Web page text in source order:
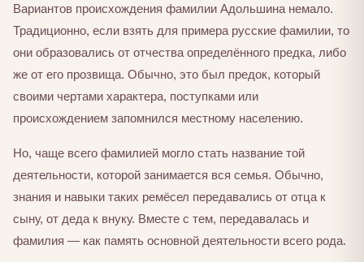
Вариантов происхождения фамилии Адольшина немало.
Традиционно, если взять для примера русские фамилии, то
они образовались от отчества определённого предка, либо
же от его прозвища. Обычно, это был предок, который
своими чертами характера, поступками или
происхождением запомнился местному населению.
Но, чаще всего фамилией могло стать название той
деятельности, которой занимается вся семья. Обычно,
знания и навыки таких ремёсел передавались от отца к
сыну, от деда к внуку. Вместе с тем, передавалась и
фамилия — как память основной деятельности всего рода.